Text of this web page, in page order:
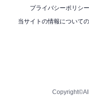
プライバシーポリシー
当サイトの情報について